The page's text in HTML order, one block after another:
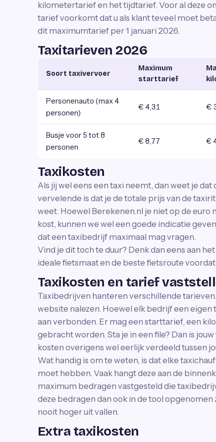
kilometertarief en het tijdtarief. Voor al deze
tarief voorkomt dat u als klant teveel moet
dit maximumtarief per 1 januari 2026.
Taxitarieven 2026
Soort taxivervoer
Maximum
starttarief
Personenauto (max 4
personen)
€ 4,31 €
Busje voor 5 tot 8
personen
€ 8,77 €
Taxikosten
Als jij wel eens een taxi neemt, dan weet je dat
vervelende is dat je de totale prijs van de
weet. Hoewel Berekenen.nl je niet op de euro
kost, kunnen we wel een goede indicatie
dat een taxibedrijf maximaal mag vragen.
Vind je dit toch te duur? Denk dan eens aan
ideale fietsmaat en de beste fietsroute
Taxikosten en tarief
Taxibedrijven hanteren verschillende
website nalezen. Hoewel elk bedrijf een
aan verbonden. Er mag een starttarief, een
gebracht worden. Sta je in een file? Dan is
kosten overigens wel eerlijk verdeeld tussen
Wat handig is om te weten, is dat elke
moet hebben. Vaak hangt deze aan de
maximum bedragen vastgesteld die
deze bedragen dan ook in de tool
nooit hoger uit vallen.
Extra taxikosten